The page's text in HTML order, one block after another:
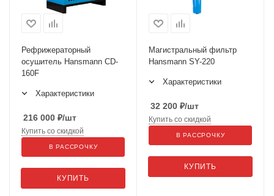
Рефрижераторный
осушитель Hansmann CD-
160F
Характеристики
216 000 ₽/шт
КУПИТЬ
Купить со скидкой
В РАССРОЧКУ
Магистральный фильтр
Hansmann SY-220
Характеристики
32 200 ₽/шт
КУПИТЬ
Купить со скидкой
В РАССРОЧКУ